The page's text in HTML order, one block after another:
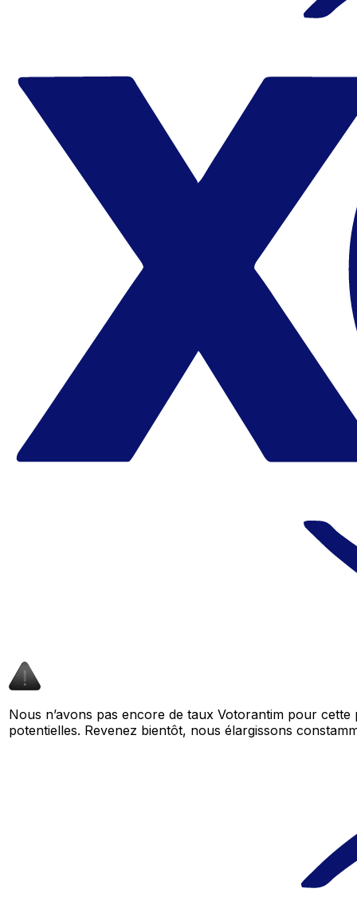
Nous n’avons pas encore de taux Votorantim pour
potentielles. Revenez bientôt, nous élargissons